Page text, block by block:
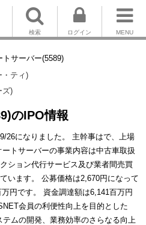
MENU
ログイン
検索
トサーバー(5589)
・ティ)
ズ)
のIPO情報
26になりました。 主幹事はで、上場
トサーバーの事業内容は中古車取扱
ション代行サービス及び業者間売買
います。 公募価格は2,670円になって
円です。 資金調達額は6,141百万円
会員の利便性向上を目的とした
ムの開発、業務効率のさらなる向上